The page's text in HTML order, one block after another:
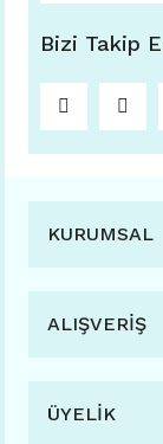
Bizi Takip
KURUMSAL
ALIŞVERİŞ
ÜYELİK